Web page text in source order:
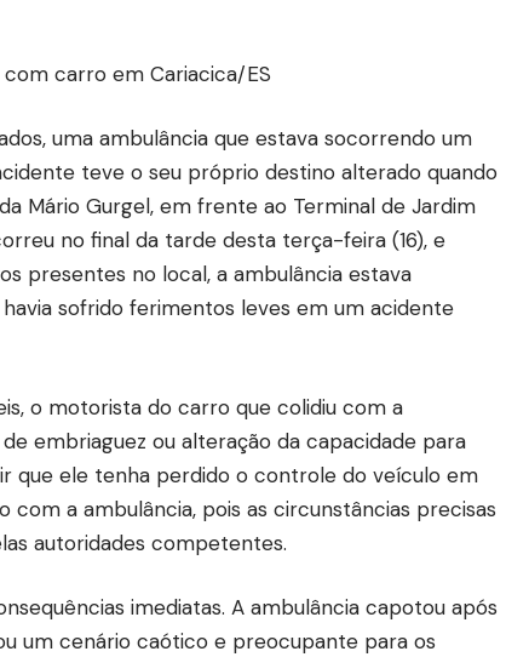
carro em Cariacica/ES
uma ambulância que estava socorrendo um
teve o seu próprio destino alterado quando
Mário Gurgel, em frente ao Terminal de Jardim
no final da tarde desta terça-feira (16), e
presentes no local, a ambulância estava
sofrido ferimentos leves em um acidente
o motorista do carro que colidiu com a
embriaguez ou alteração da capacidade para
que ele tenha perdido o controle do veículo em
a ambulância, pois as circunstâncias precisas
autoridades competentes.
imediatas. A ambulância capotou após
um cenário caótico e preocupante para os